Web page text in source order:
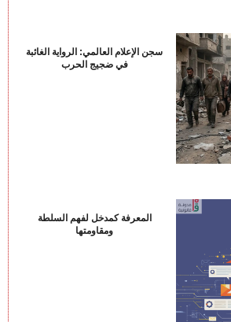
سجن الإعلام العالمي: الرواية الغائبة
في ضجيج الحرب
المعرفة كمدخل لفهم السلطة
ومقاومتها